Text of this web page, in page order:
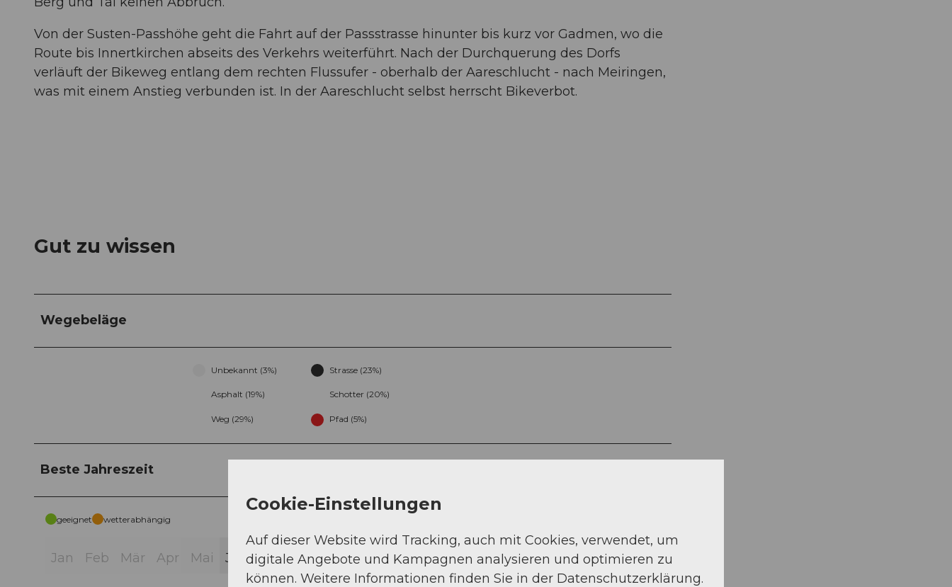
Von der Susten-Passhöhe geht die Fahrt auf der Passstrasse hinunter bis kurz vor Gadmen, wo die
Route bis Innertkirchen abseits des Verkehrs weiterführt. Nach der Durchquerung des Dorfs
verläuft der Bikeweg entlang dem rechten Flussufer - oberhalb der Aareschlucht - nach Meiringen,
was mit einem Anstieg verbunden ist. In der Aareschlucht selbst herrscht Bikeverbot.
Gut zu wissen
Wegebeläge
Unbekannt (3%) Strasse (23%)
Asphalt (19%) Schotter (20%)
Weg (29%) Pfad (5%)
Beste Jahreszeit
geeignet wetterabhängig
Jan Feb Mär Apr Mai Jun Jul Aug Sep Okt Nov Dez
Cookie-Einstellungen
Auf dieser Website wird Tracking, auch mit Cookies, verwendet, um
digitale Angebote und Kampagnen analysieren und optimieren zu
können. Weitere Informationen finden Sie in der Datenschutzerklärung.